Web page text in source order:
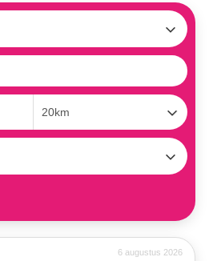
6 augustus 2026